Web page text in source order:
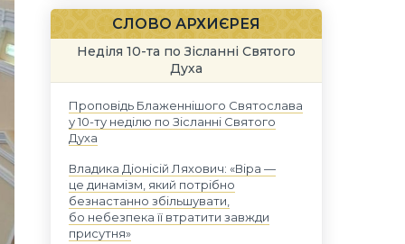
СЛОВО АРХИЄРЕЯ
Неділя 10-та по Зісланні Святого
Духа
Проповідь Блаженнішого Святослава
у 10-ту неділю по Зісланні Святого
Духа
Владика Діонісій Ляхович: «Віра —
це динамізм, який потрібно
безнастанно збільшувати,
бо небезпека її втратити завжди
присутня»